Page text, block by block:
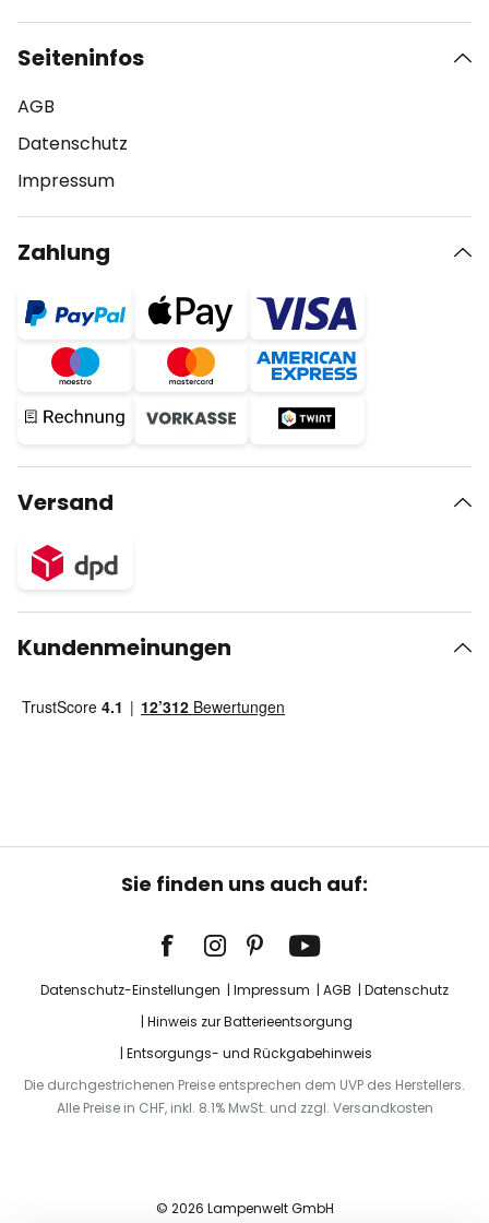
Seiteninfos
AGB
Datenschutz
Impressum
Zahlung
Versand
Kundenmeinungen
Sie finden uns auch auf:
Datenschutz-Einstellungen Impressum AGB
Datenschutz
Hinweis zur Batterieentsorgung
Entsorgungs- und Rückgabehinweis
Die durchgestrichenen Preise entsprechen dem UVP des Herstellers.
Alle Preise in CHF, inkl. 8.1% MwSt. und zzgl. Versandkosten
© 2026 Lampenwelt GmbH